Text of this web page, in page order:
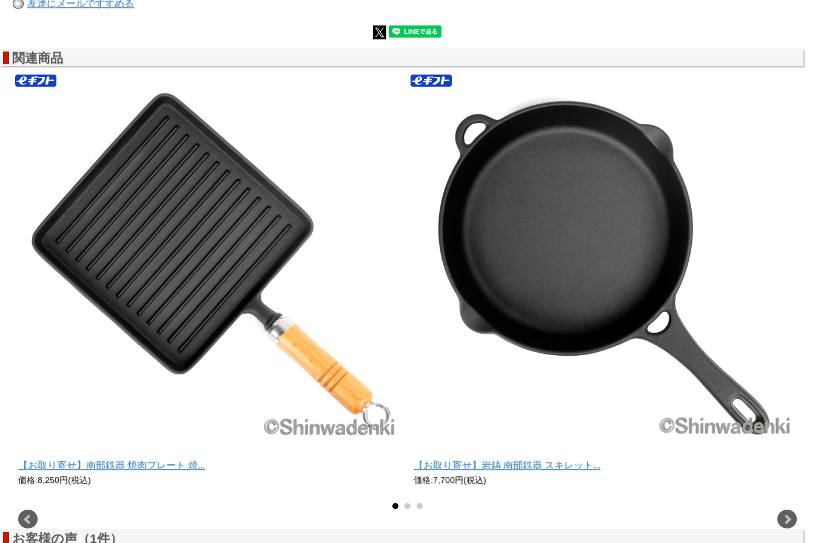
友達にメールですすめる
関連商品
【お取り寄せ】南部鉄器 焼肉プレート 焼...
価格:8,250円(税込)
【お取り寄せ】岩鋳 南部鉄器 スキレット...
価格:7,700円(税込)
お客様の声（1件）